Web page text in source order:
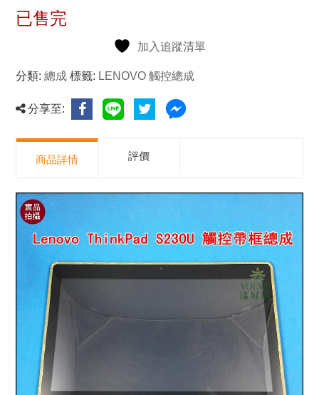
已售完
加入追蹤清單
分類:總成 標籤: LENOVO 觸控總成
分享至:
商品詳情 評價